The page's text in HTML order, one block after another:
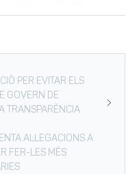
PER EVITAR ELS
GOVERN DE
TRANSPARÈNCIA
AL·LEGACIONS A
FER-LES MÉS